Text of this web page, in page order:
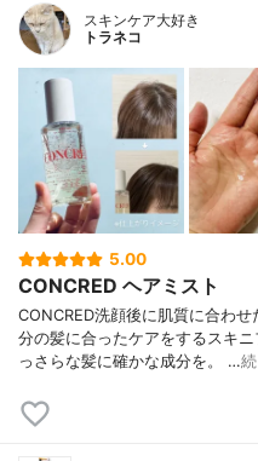
スキンケア大好き
トラネコ
5.00
CONCRED ヘアミスト
CONCRED洗顔後に肌質に合わ
分の髪に合ったケアをするスキ
っさらな髪に確かな成分を。 …